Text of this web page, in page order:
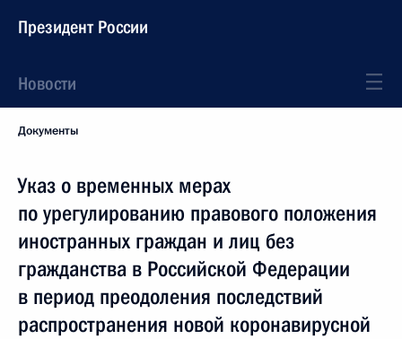
Президент России
Новости
Документы
Указ о временных мерах
по урегулированию правового положения
иностранных граждан и лиц без
гражданства в Российской Федерации
в период преодоления последствий
распространения новой коронавирусной